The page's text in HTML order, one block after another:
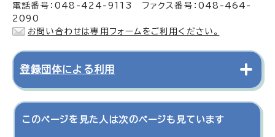
電話番号：048-424-9113 ファクス番号：048-464-
2090
お問い合わせは専用フォームをご利用ください。
登録団体による利用
このページを見た人は次のページも見ています